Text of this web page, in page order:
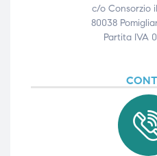
c/o Consorzio
80038
Partita IVA